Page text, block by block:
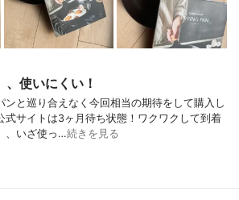
使いにくい！
ンと巡り合えなく今回相当の期待をして購入し
式サイトは3ヶ月待ち状態！ワクワクして到着
、いざ使っ…続きを見る